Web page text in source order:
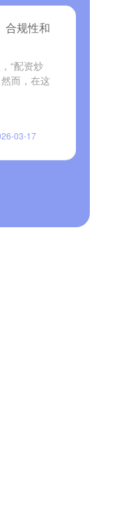
合规性和
“配资炒
而，在这
03-17